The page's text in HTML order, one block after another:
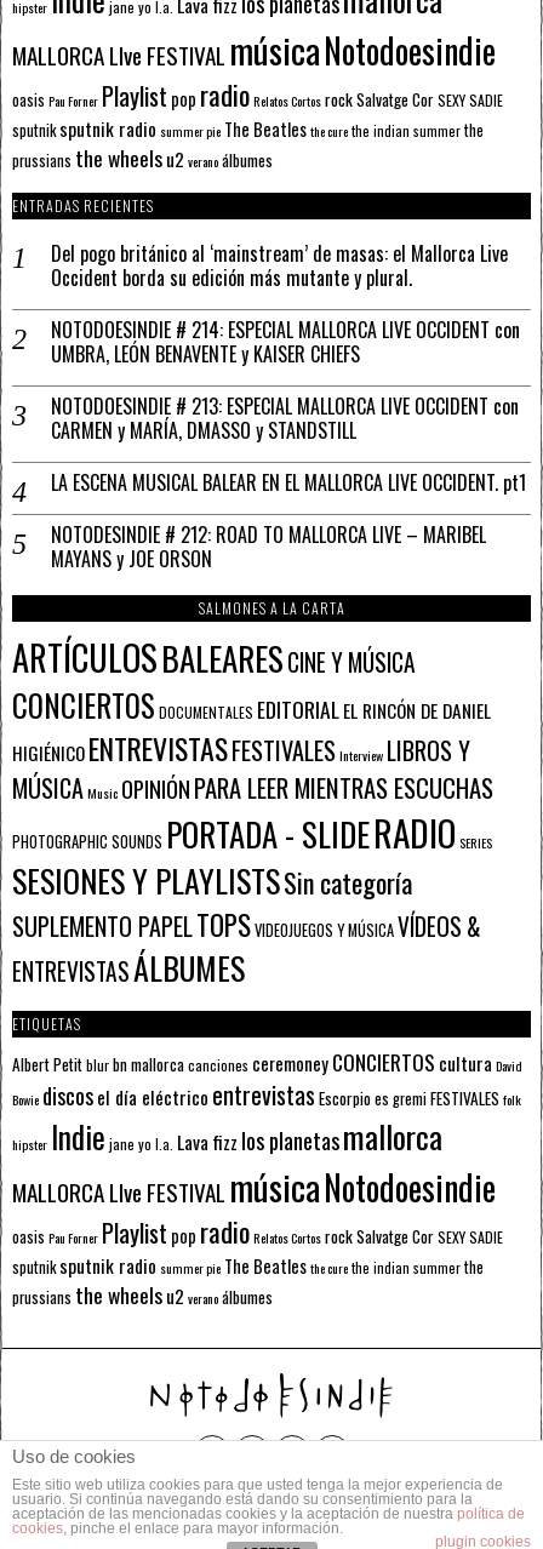
hipster jane yo l.a.
MALLORCA LIve FESTIVAL músicaNotodoesindie
oasis Pau Forner Playlist pop radioRelatos CortosrockSalvatge CorSEXY SADIE
sputnik sputnik radio summer pie The Beatlesthe curethe indian summerthe
prussians the wheelsu2 veranoálbumes
ENTRADAS RECIENTES
Del pogo británico al ‘mainstream’ de masas: el Mallorca Live
Occident borda su edición más mutante y plural.
NOTODOESINDIE # 214: ESPECIAL MALLORCA LIVE OCCIDENT con
UMBRA, LEÓN BENAVENTE y KAISER CHIEFS
NOTODOESINDIE # 213: ESPECIAL MALLORCA LIVE OCCIDENT con
CARMEN y MARÍA, DMASSO y STANDSTILL
LA ESCENA MUSICAL BALEAR EN EL MALLORCA LIVE OCCIDENT. pt1
NOTODESINDIE # 212: ROAD TO MALLORCA LIVE – MARIBEL
MAYANS y JOE ORSON
SALMONES A LA CARTA
ARTÍCULOSBALEARESCINE Y MÚSICA
CONCIERTOS DOCUMENTALES EDITORIALEL RINCÓN DE DANIEL
HIGIÉNICOENTREVISTASFESTIVALESInterview LIBROS Y
MÚSICAMusic OPINIÓNPARA LEER MIENTRAS ESCUCHAS
PHOTOGRAPHIC SOUNDS PORTADA - SLIDERADIO SERIES
SESIONES Y PLAYLISTSSin categoría
SUPLEMENTO PAPELTOPSVIDEOJUEGOS Y MÚSICAVÍDEOS &
ENTREVISTASÁLBUMES
ETIQUETAS
Albert Petitblurbn mallorcacanciones ceremoneyCONCIERTOS cultura David
Bowie discosel día eléctrico entrevistas Escorpioes gremiFESTIVALES folk
hipster Indie jane yo l.a. Lava fizz los planetasmallorca
MALLORCA LIve FESTIVAL músicaNotodoesindie
oasis Pau Forner Playlist pop radioRelatos CortosrockSalvatge CorSEXY SADIE
sputnik sputnik radio summer pie The Beatlesthe curethe indian summerthe
prussians the wheelsu2 veranoálbumes
© 2014 Todos los derechos reservados.
POLÍTICA DE PRIVACIDAD CONTACTO
Uso de cookies
Este sitio web utiliza cookies para que usted tenga la mejor experiencia de
usuario. Si continúa navegando está dando su consentimiento para la
aceptación de las mencionadas cookies y la aceptación de nuestra política de
cookies, pinche el enlace para mayor información.
plugin cookies